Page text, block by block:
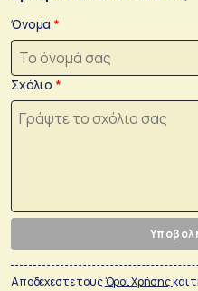
Όνομα
Σχόλιο
Αποδέχεστε τουςΌροι Χρήσηςκαι